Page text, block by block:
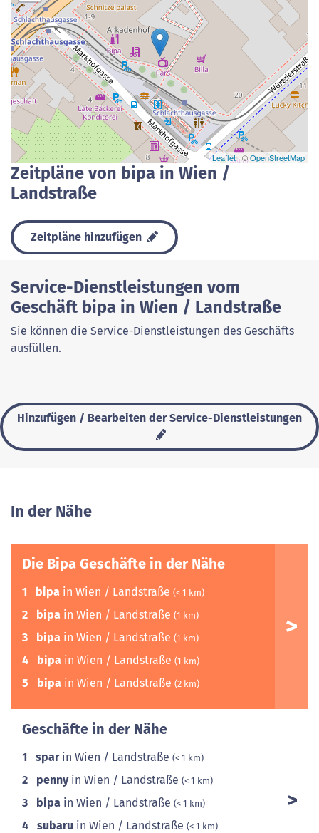
Leaflet| ©OpenStreetMap
Zeitpläne von bipa in Wien /
Landstraße
Zeitpläne hinzufügen
Service-Dienstleistungen vom
Geschäft bipa in Wien / Landstraße
Sie können die Service-Dienstleistungen des Geschäfts
ausfüllen.
Hinzufügen / Bearbeiten der Service-Dienstleistungen
In der Nähe
Die Bipa Geschäfte in der Nähe
1 bipa in Wien / Landstraße (< 1 km)
2 bipa in Wien / Landstraße (1 km)
3 bipa in Wien / Landstraße (1 km)
4 bipa in Wien / Landstraße (1 km)
5 bipa in Wien / Landstraße (2 km)
Geschäfte in der Nähe
1 sparin Wien / Landstraße (< 1 km)
2 pennyin Wien / Landstraße (< 1 km)
3 bipa in Wien / Landstraße (< 1 km)
4 subaru in Wien / Landstraße (< 1 km)